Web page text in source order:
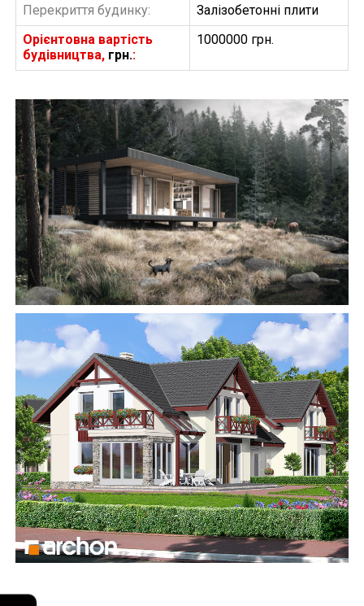
Перекриття будинку:
Залізобетонні плити
Орієнтовна вартість
будівництва, грн.:
1000000 грн.
БУДІВНИЦТВО БУДИНКІВ
З
АББ”ТВІЙ ПРОЕКТ”
Замовити будівництво